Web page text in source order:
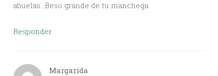
abuelas…Beso grande de tu manchega
Responder
Margarida